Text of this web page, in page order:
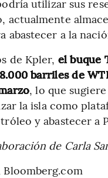
utilizar sus
actualmente
abastecer a la
de Kpler, el buque
barriles de
, lo que
la isla como
y abastecer a
de Carla
Bloomberg.com